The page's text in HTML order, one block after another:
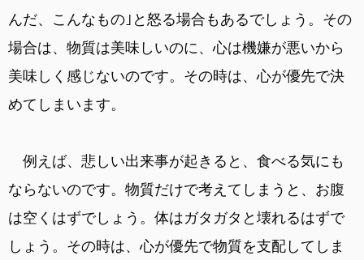
んだ、こんなもの｣と怒る場合もあるでしょう。その
場合は、物質は美味しいのに、心は機嫌が悪いから
美味しく感じないのです。その時は、心が優先で決
めてしまいます。
例えば、悲しい出来事が起きると、食べる気にも
ならないのです。物質だけで考えてしまうと、お腹
は空くはずでしょう。体はガタガタと壊れるはずで
しょう。その時は、心が優先で物質を支配してしま